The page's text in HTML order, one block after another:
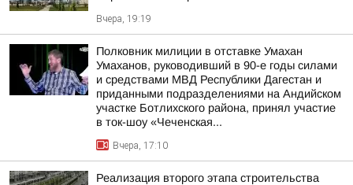
Вчера, 19:19
Полковник милиции в отставке Умахан
Умаханов, руководивший в 90-е годы силами
и средствами МВД Республики Дагестан и
приданными подразделениями на Андийском
участке Ботлихского района, принял участие
в ток-шоу «Чеченская...
Вчера, 17:10
Реализация второго этапа строительства